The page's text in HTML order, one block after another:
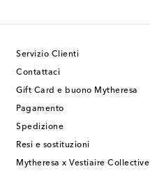
Servizio Clienti
Contattaci
Gift Card e buono Mytheresa
Pagamento
Spedizione
Resi e sostituzioni
Mytheresa x Vestiaire Collective